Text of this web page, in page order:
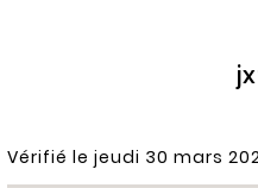
Vérifié le jeudi 30 mars